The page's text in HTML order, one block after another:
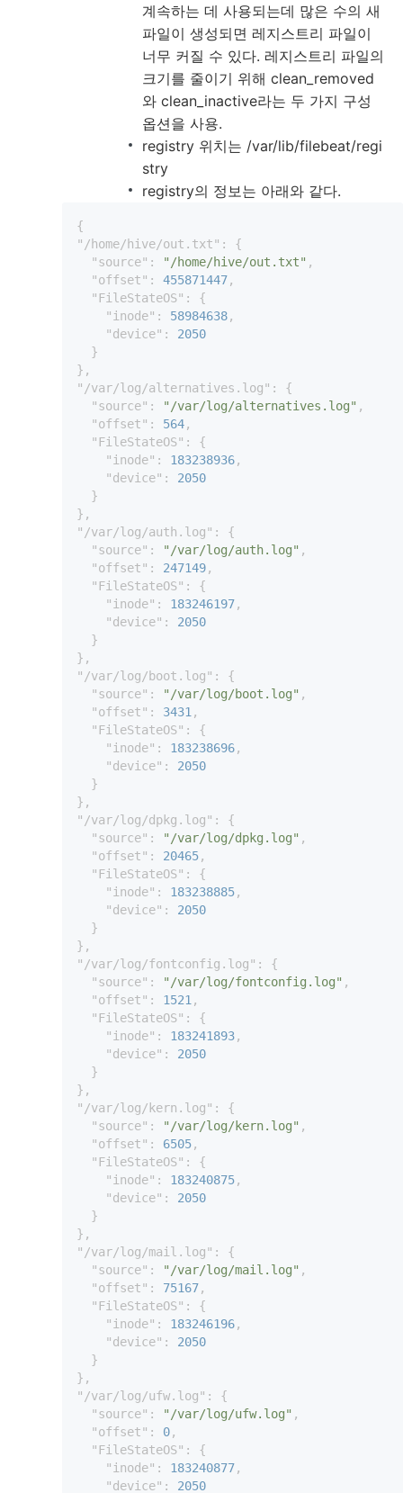
계속하는 데 사용되는데 많은 수의 새
파일이 생성되면 레지스트리 파일이
너무 커질 수 있다. 레지스트리 파일의
크기를 줄이기 위해 clean_removed
와 clean_inactive라는 두 가지 구성
옵션을 사용.
registry 위치는 /var/lib/filebeat/regi
stry
registry의 정보는 아래와 같다.
"/home/hive/out.txt" : {
"source" : "/home/hive/out.txt" ,
"offset" : 455871447,
"FileStateOS" : {
"inode" : 58984638,
"device" : 2050
  }
"/var/log/alternatives.log" : {
"source" : "/var/log/alternatives.log" ,
"offset" : 564,
"FileStateOS" : {
"inode" : 183238936,
"device" : 2050
  }
"/var/log/auth.log" : {
"source" : "/var/log/auth.log" ,
"offset" : 247149,
"FileStateOS" : {
"inode" : 183246197,
"device" : 2050
  }
"/var/log/boot.log" : {
"source" : "/var/log/boot.log" ,
"offset" : 3431 ,
"FileStateOS" : {
"inode" : 183238696,
"device" : 2050
  }
"/var/log/dpkg.log" : {
"source" : "/var/log/dpkg.log" ,
"offset" : 20465,
"FileStateOS" : {
"inode" : 183238885,
"device" : 2050
  }
"/var/log/fontconfig.log" : {
"source" : "/var/log/fontconfig.log" ,
"offset" : 1521 ,
"FileStateOS" : {
"inode" : 183241893,
"device" : 2050
  }
"/var/log/kern.log" : {
"source" : "/var/log/kern.log" ,
"offset" : 6505,
"FileStateOS" : {
"inode" : 183240875,
"device" : 2050
  }
"/var/log/mail.log" : {
"source" : "/var/log/mail.log" ,
"offset" : 75167,
"FileStateOS" : {
"inode" : 183246196,
"device" : 2050
  }
"/var/log/ufw.log" : {
"source" : "/var/log/ufw.log" ,
"offset" : 0,
"FileStateOS" : {
"inode" : 183240877,
"device" : 2050